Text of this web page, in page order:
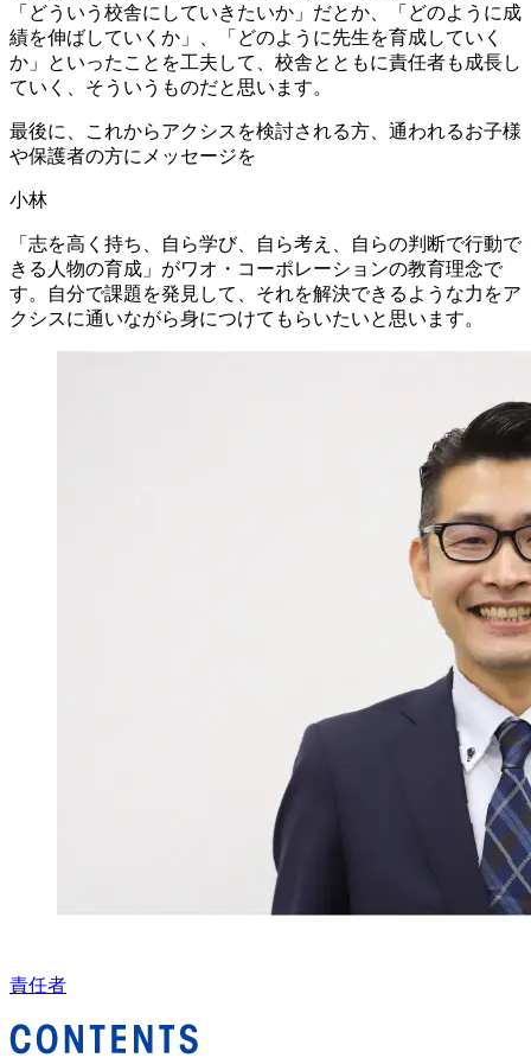
「どういう校舎にしていきたいか」だとか、「どのように成
績を伸ばしていくか」、「どのように先生を育成していく
か」といったことを工夫して、校舎とともに責任者も成長し
ていく、そういうものだと思います。
最後に、 これからアクシスを検討される方、 通われるお子様
や保護者の方に メッセージを
小林
「志を高く持ち、自ら学び、自ら考え、自らの判断で行動で
きる人物の育成」がワオ・コーポレーションの教育理念で
す。自分で課題を発見して、それを解決できるような力をア
クシスに通いながら身につけてもらいたいと思います。
責任者